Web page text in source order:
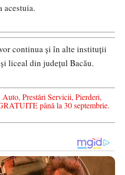
acestuia.
continua şi în alte instituţii
liceal din judeţul Bacău.
Prestări Servicii, Pierderi,
până la 30 septembrie.